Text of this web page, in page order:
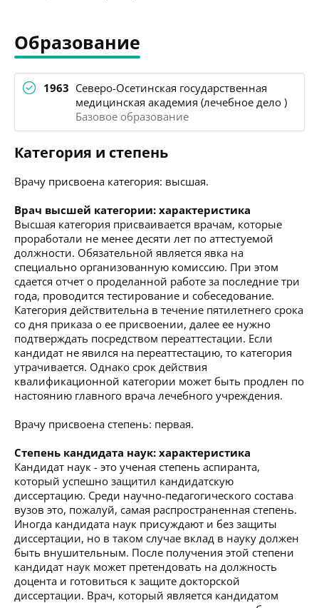
Образование
1963 Северо-Осетинская государственная
медицинская академия (лечебное дело )
Базовое образование
Категория и степень
Врачу присвоена категория: высшая.
Врач высшей категории: характеристика
Высшая категория присваивается врачам, которые
проработали не менее десяти лет по аттестуемой
должности. Обязательной является явка на
специально организованную комиссию. При этом
сдается отчет о проделанной работе за последние три
года, проводится тестирование и собеседование.
Категория действительна в течение пятилетнего срока
со дня приказа о ее присвоении, далее ее нужно
подтверждать посредством переаттестации. Если
кандидат не явился на переаттестацию, то категория
утрачивается. Однако срок действия
квалификационной категории может быть продлен по
настоянию главного врача лечебного учреждения.
Врачу присвоена степень: первая.
Степень кандидата наук: характеристика
Кандидат наук - это ученая степень аспиранта,
который успешно защитил кандидатскую
диссертацию. Среди научно-педагогического состава
вузов это, пожалуй, самая распространенная степень.
Иногда кандидата наук присуждают и без защиты
диссертации, но в таком случае вклад в науку должен
быть внушительным. После получения этой степени
кандидат наук может претендовать на должность
доцента и готовиться к защите докторской
диссертации. Врач, который является кандидатом